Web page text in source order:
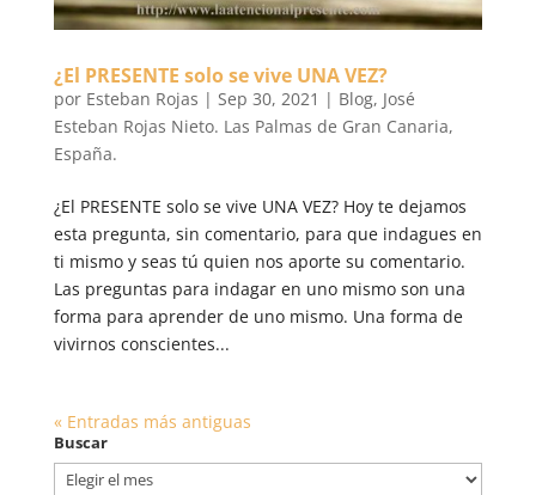
¿El PRESENTE solo se vive UNA VEZ?
por Esteban Rojas | Sep 30, 2021 | Blog, José
Esteban Rojas Nieto. Las Palmas de Gran Canaria,
España.
¿El PRESENTE solo se vive UNA VEZ? Hoy te dejamos
esta pregunta, sin comentario, para que indagues en
ti mismo y seas tú quien nos aporte su comentario.
Las preguntas para indagar en uno mismo son una
forma para aprender de uno mismo. Una forma de
vivirnos conscientes...
« Entradas más antiguas
Buscar
Buscar